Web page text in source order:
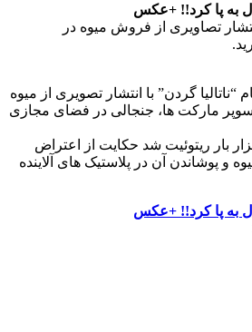
به پا کرد!! +عکس
تصاویری از فروش میوه در
“ناتالیا گردن” با انتشار تصویری از میوه
مارکت ها، جنجالی در فضای مجازی
پست که بیش از ۸۰ هزار بار ریتوئیت شد حکایت از اعتراض
و پوشاندن آن در پلاستیک های آلاینده
به پا کرد!! +عکس